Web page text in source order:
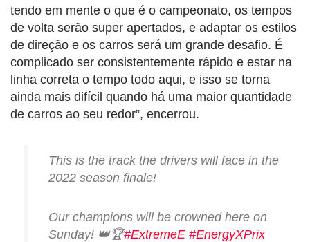
tendo em mente o que é o campeonato, os tempos
de volta serão super apertados, e adaptar os estilos
de direção e os carros será um grande desafio. É
complicado ser consistentemente rápido e estar na
linha correta o tempo todo aqui, e isso se torna
ainda mais difícil quando há uma maior quantidade
de carros ao seu redor”, encerrou.
This is the track the drivers will face in the
2022 season finale!
Our champions will be crowned here on
Sunday! 👑🏆#ExtremeE #EnergyXPrix